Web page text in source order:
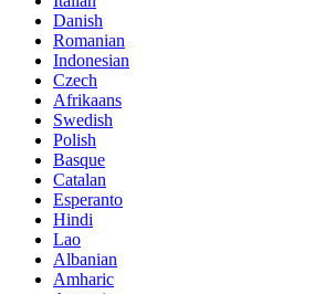
Danish
Romanian
Indonesian
Czech
Afrikaans
Swedish
Polish
Basque
Catalan
Esperanto
Hindi
Lao
Albanian
Amharic